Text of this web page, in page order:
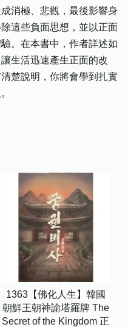
消極、悲觀，最後影響身
這些負面思想，並以正面
。在本書中，作者詳述如
生活迅速產生正面的改
楚說明，你將會學到扎實
1363【佛化人生】韓國
朝鮮王朝神諭塔羅牌 The
Secret of the Kingdom 正